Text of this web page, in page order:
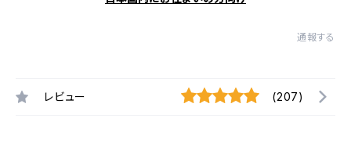
通報する
レビュー (207)